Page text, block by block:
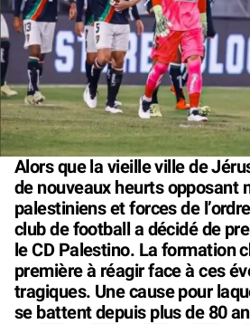
Alors que la vieille ville de
de nouveaux heurts opposant
palestiniens et forces de
club de football a décidé de
le CD Palestino. La formation
première à réagir face à ces
tragiques. Une cause pour
se battent depuis plus de 80